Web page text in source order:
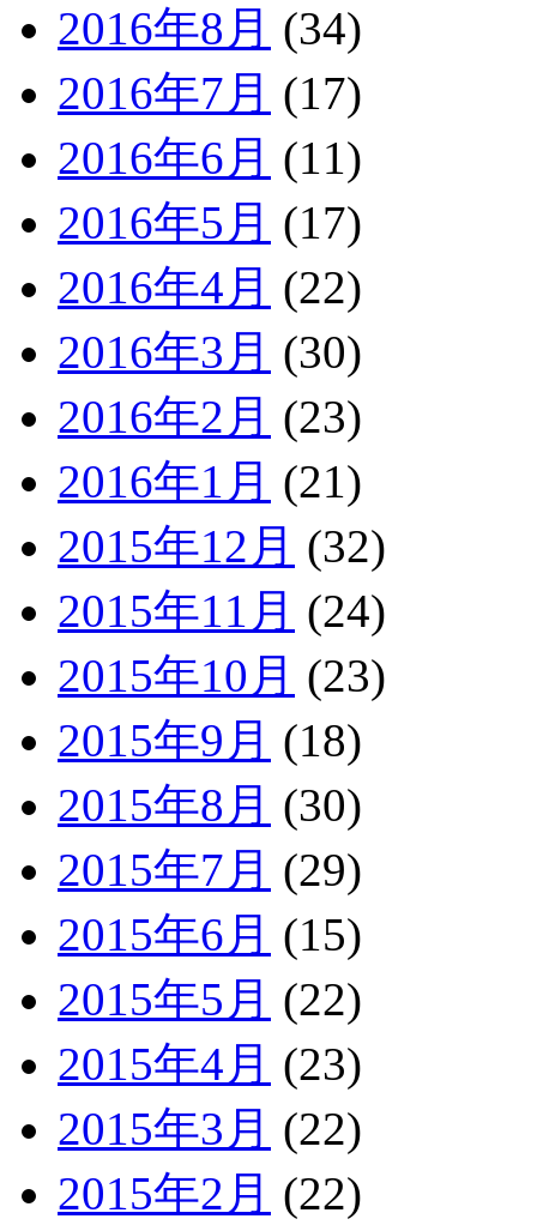
2016年8月 (34)
2016年7月 (17)
2016年6月 (11)
2016年5月 (17)
2016年4月 (22)
2016年3月 (30)
2016年2月 (23)
2016年1月 (21)
2015年12月 (32)
2015年11月 (24)
2015年10月 (23)
2015年9月 (18)
2015年8月 (30)
2015年7月 (29)
2015年6月 (15)
2015年5月 (22)
2015年4月 (23)
2015年3月 (22)
2015年2月 (22)